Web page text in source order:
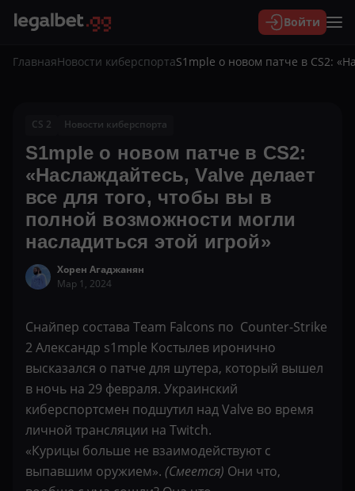
Войти
ГлавнаяНовости киберспортаS1mple о новом патче в CS2:
CS 2 Новости киберспорта
S1mple о новом патче в CS2:
«Наслаждайтесь, Valve делает
все для того, чтобы вы в
полной возможности могли
насладиться этой игрой»
Хорен Агаджанян
Мар 1, 2024
Снайпер состава Team Falcons по Counter-Strike
2 Александр s1mple Костылев иронично
высказался о патче для шутера, который вышел
в ночь на 29 февраля. Украинский
киберспортсмен подшутил над Valve во время
личной трансляции на Twitch.
«Курицы больше не взаимодействуют с
выпавшим оружием». (Смеется) Они что,